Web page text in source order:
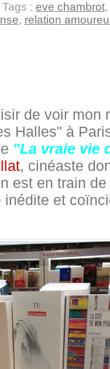
| Tags : eve chambrot,
, relation
de voir mon
Halles" à
"La vraie vie
, cinéaste
est en train
et